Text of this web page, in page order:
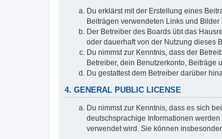
Du erklärst mit der Erstellung eines
Beiträgen verwendeten Links und Bilder
Der Betreiber des Boards übt das
oder dauerhaft von der Nutzung dieses
Du nimmst zur Kenntnis, dass der
Betreiber, dein Benutzerkonto, Beiträge
Du gestattest dem Betreiber darüber
4. GENERAL PUBLIC LICENSE
Du nimmst zur Kenntnis, dass es sich
deutschsprachige Informationen
verwendet wird. Sie können